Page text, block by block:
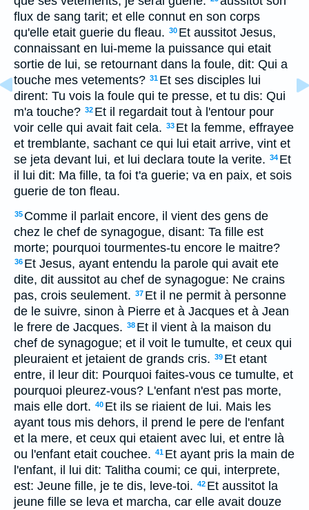
flux de sang tarit; et elle connut en son corps
qu'elle etait guerie du fleau. 30 Et aussitot Jesus,
connaissant en lui-meme la puissance qui etait
sortie de lui, se retournant dans la foule, dit: Qui a
touche mes vetements? 31 Et ses disciples lui
dirent: Tu vois la foule qui te presse, et tu dis: Qui
m'a touche? 32 Et il regardait tout à l'entour pour
voir celle qui avait fait cela. 33 Et la femme, effrayee
et tremblante, sachant ce qui lui etait arrive, vint et
se jeta devant lui, et lui declara toute la verite. 34 Et
il lui dit: Ma fille, ta foi t'a guerie; va en paix, et sois
guerie de ton fleau.
35 Comme il parlait encore, il vient des gens de
chez le chef de synagogue, disant: Ta fille est
morte; pourquoi tourmentes-tu encore le maitre?
36 Et Jesus, ayant entendu la parole qui avait ete
dite, dit aussitot au chef de synagogue: Ne crains
pas, crois seulement. 37 Et il ne permit à personne
de le suivre, sinon à Pierre et à Jacques et à Jean
le frere de Jacques. 38 Et il vient à la maison du
chef de synagogue; et il voit le tumulte, et ceux qui
pleuraient et jetaient de grands cris. 39 Et etant
entre, il leur dit: Pourquoi faites-vous ce tumulte, et
pourquoi pleurez-vous? L'enfant n'est pas morte,
mais elle dort. 40 Et ils se riaient de lui. Mais les
ayant tous mis dehors, il prend le pere de l'enfant
et la mere, et ceux qui etaient avec lui, et entre là
ou l'enfant etait couchee. 41 Et ayant pris la main de
l'enfant, il lui dit: Talitha coumi; ce qui, interprete,
est: Jeune fille, je te dis, leve-toi. 42 Et aussitot la
jeune fille se leva et marcha, car elle avait douze